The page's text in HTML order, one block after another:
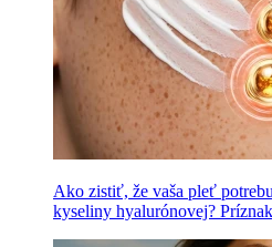
Ako zistiť, že vaša pleť
kyseliny hyalurónovej?